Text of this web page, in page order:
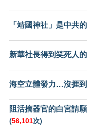
「靖國神社」是中共
新華社長得到笑死人
海空立體發力…沒捱
阻活摘器官的白宮請
(56,101次)